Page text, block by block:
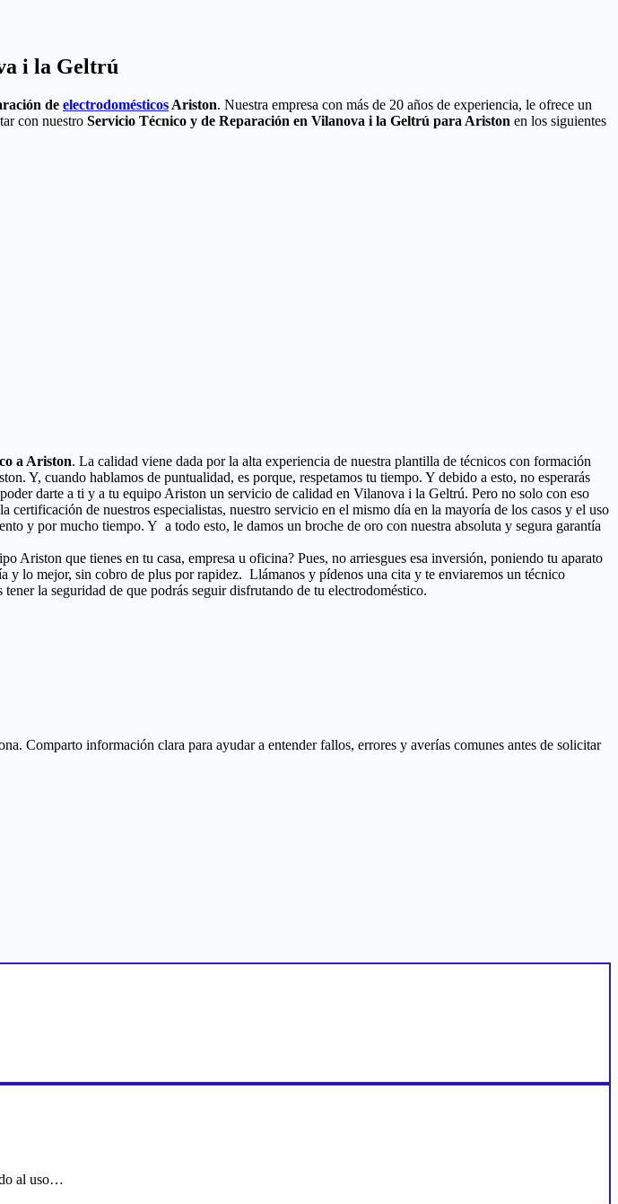
i la Geltrú
de electrodomésticos Ariston. Nuestra empresa con más de 20 años de experiencia, le ofrece un
con nuestro Servicio Técnico y de Reparación en Vilanova i la Geltrú para Ariston en los siguientes
a Ariston. La calidad viene dada por la alta experiencia de nuestra plantilla de técnicos con formación
Y, cuando hablamos de puntualidad, es porque, respetamos tu tiempo. Y debido a esto, no esperarás
darte a ti y a tu equipo Ariston un servicio de calidad en Vilanova i la Geltrú. Pero no solo con eso
certificación de nuestros especialistas, nuestro servicio en el mismo día en la mayoría de los casos y el uso
y por mucho tiempo. Y a todo esto, le damos un broche de oro con nuestra absoluta y segura garantía
Ariston que tienes en tu casa, empresa u oficina? Pues, no arriesgues esa inversión, poniendo tu aparato
y lo mejor, sin cobro de plus por rapidez. Llámanos y pídenos una cita y te enviaremos un técnico
tener la seguridad de que podrás seguir disfrutando de tu electrodoméstico.
Comparto información clara para ayudar a entender fallos, errores y averías comunes antes de solicitar
al uso…